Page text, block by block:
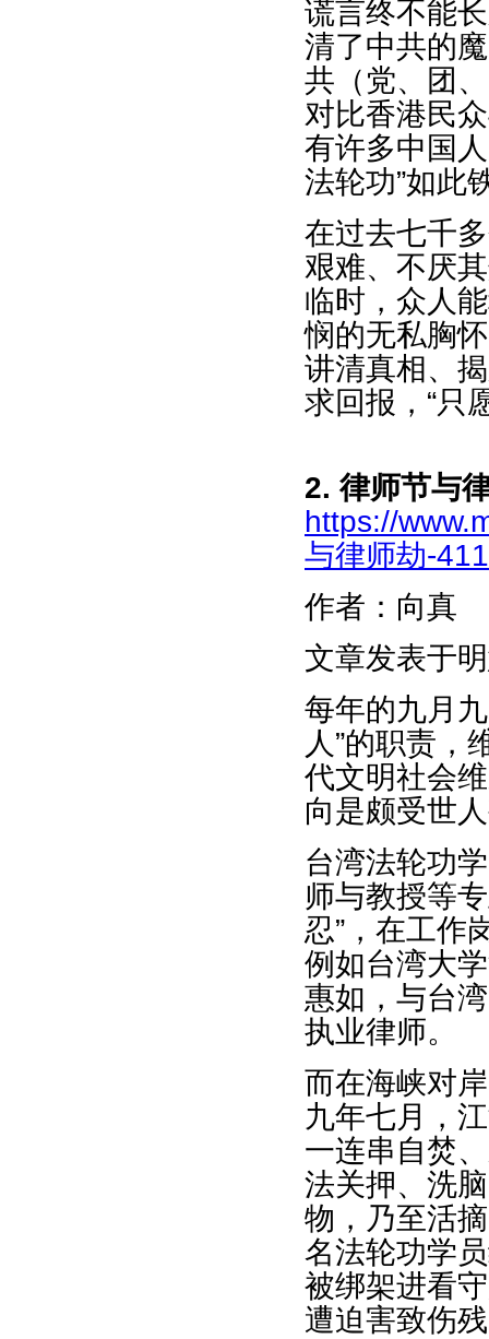
谎言终不能
清了中共的
共（党、团
对比香港民
有许多中国
法轮功”如此
在过去七千
艰难、不厌
临时，众人
悯的无私胸
讲清真相、
求回报，“只
2. 律师节与
https://
与律师劫-
作者：向真
文章发表于
每年的九月
人”的职责，
代文明社会
向是颇受世
台湾法轮功
师与教授等
忍”，在工作
例如台湾大
惠如，与台
执业律师。
而在海峡对
九年七月，
一连串自焚
法关押、洗
物，乃至活
名法轮功学
被绑架进看
遭迫害致伤